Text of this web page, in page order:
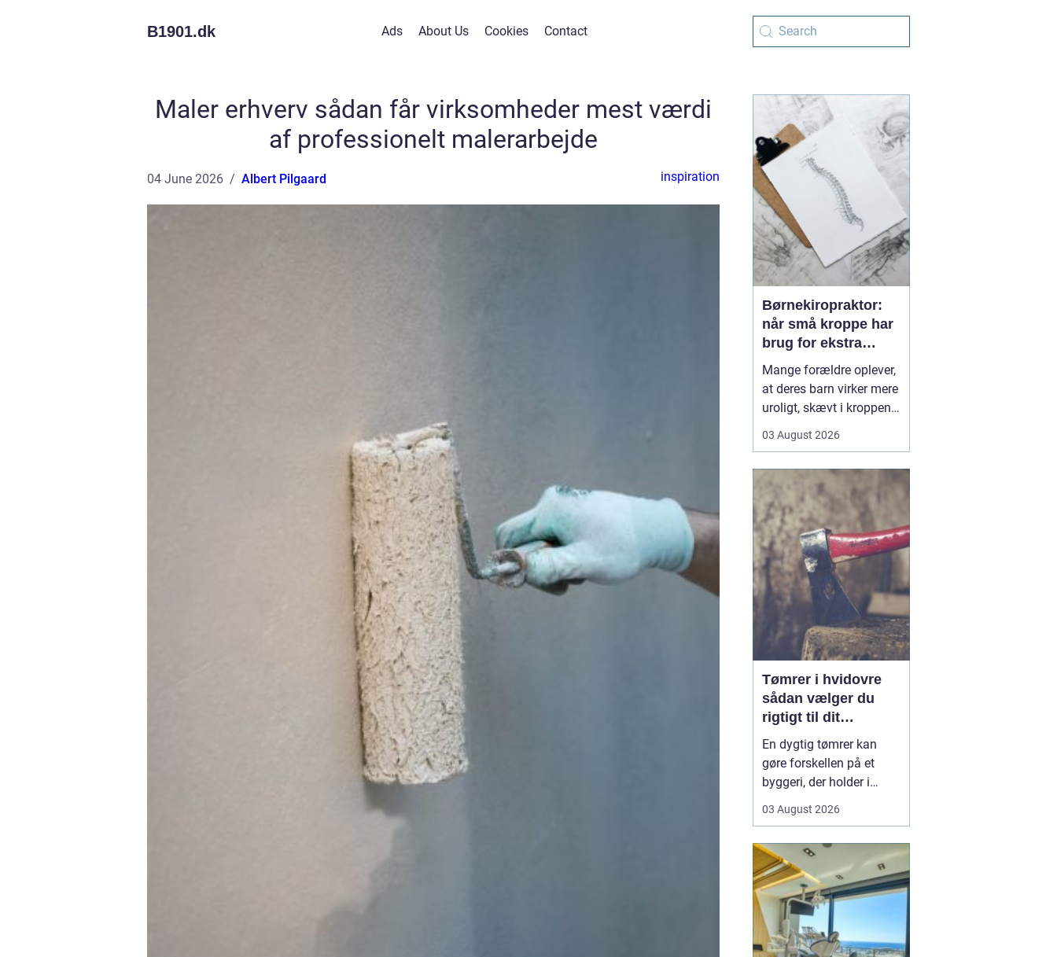
B1901.dk Ads About Us Cookies Contact
Maler erhverv sådan får virksomheder mest værdi
af professionelt malerarbejde
04 June 2026 Albert Pilgaard inspiration
Børnekiropraktor:
når små kroppe har
brug for ekstra
opmærksomhed
Mange forældre oplever,
at deres barn virker mere
uroligt, skævt i kroppen
uden at der er en klar
børnekiropraktor være en
mulighed. En kiropraktor
med særlig erfaring i...
03 August 2026
Tømrer i hvidovre
sådan vælger du
rigtigt til dit
byggeprojekt
En dygtig tømrer kan
gøre forskellen på et
byggeri, der holder i
giver dig problemer igen
efter en tømrer i
Hvidovre, handler det
derfor ikke kun om pris.
Det handler om kvalitet,
tryghed og gode løsni...
03 August 2026